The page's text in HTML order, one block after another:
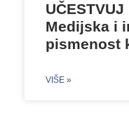
UČESTVUJ
Medijska i
pismenost
VIŠE »